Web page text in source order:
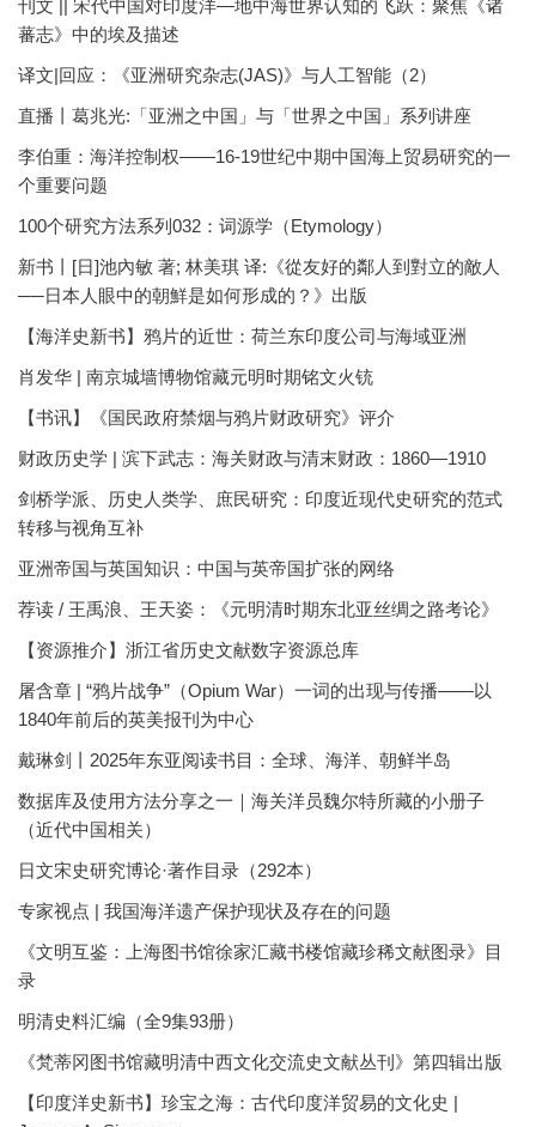
刊文 || 宋代中国对印度洋—地中海世界认知的飞跃：聚焦《诸
蕃志》中的埃及描述
译文|回应：《亚洲研究杂志(JAS)》与人工智能（2）
直播丨葛兆光:「亚洲之中国」与「世界之中国」系列讲座
李伯重：海洋控制权——16-19世纪中期中国海上贸易研究的一
个重要问题
100个研究方法系列032：词源学（Etymology）
新书丨[日]池內敏 著; 林美琪 译:《從友好的鄰人到對立的敵人
──日本人眼中的朝鮮是如何形成的？》出版
【海洋史新书】鸦片的近世：荷兰东印度公司与海域亚洲
肖发华 | 南京城墙博物馆藏元明时期铭文火铳
【书讯】《国民政府禁烟与鸦片财政研究》评介
财政历史学 | 滨下武志：海关财政与清末财政：1860—1910
剑桥学派、历史人类学、庶民研究：印度近现代史研究的范式
转移与视角互补
亚洲帝国与英国知识：中国与英帝国扩张的网络
荐读 / 王禹浪、王天姿：《元明清时期东北亚丝绸之路考论》
【资源推介】浙江省历史文献数字资源总库
屠含章 | “鸦片战争”（Opium War）一词的出现与传播——以
1840年前后的英美报刊为中心
戴琳剑丨2025年东亚阅读书目：全球、海洋、朝鲜半岛
数据库及使用方法分享之一｜海关洋员魏尔特所藏的小册子
（近代中国相关）
日文宋史研究博论·著作目录（292本）
专家视点 | 我国海洋遗产保护现状及存在的问题
《文明互鉴：上海图书馆徐家汇藏书楼馆藏珍稀文献图录》目
录
明清史料汇编（全9集93册）
《梵蒂冈图书馆藏明清中西文化交流史文献丛刊》第四辑出版
【印度洋史新书】珍宝之海：古代印度洋贸易的文化史 |